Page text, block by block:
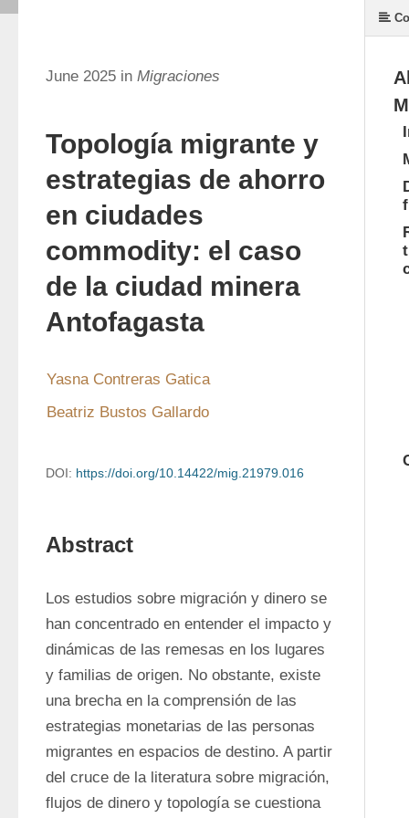
June 2025 in Migraciones
Topología migrante y
estrategias de ahorro
en ciudades
commodity: el caso
de la ciudad minera
Antofagasta
Yasna Contreras Gatica
Beatriz Bustos Gallardo
DOI: https://doi.org/10.14422/mig.21979.016
Abstract
Los estudios sobre migración y dinero se
han concentrado en entender el impacto y
dinámicas de las remesas en los lugares
y familias de origen. No obstante, existe
una brecha en la comprensión de las
estrategias monetarias de las personas
migrantes en espacios de destino. A partir
del cruce de la literatura sobre migración,
flujos de dinero y topología se cuestiona